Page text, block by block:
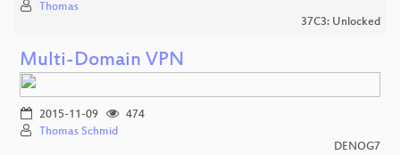
Thomas
37C3: Unlocked
Multi-Domain VPN
2015-11-09
474
Thomas Schmid
DENOG7